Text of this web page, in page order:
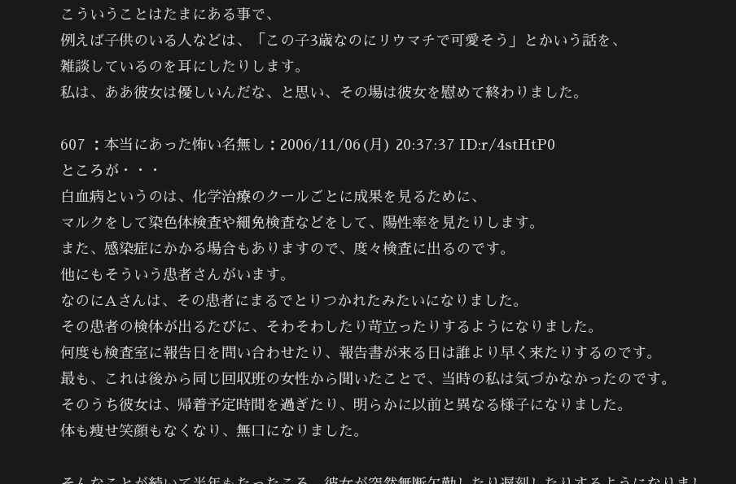
こういうことはたまにある事で、
例えば子供のいる人などは、「この子3歳なのにリウマチで可愛そう」とかいう話を、
雑談しているのを耳にしたりします。
私は、ああ彼女は優しいんだな、と思い、その場は彼女を慰めて終わりました。
607 ：本当にあった怖い名無し：2006/11/06(月) 20:37:37 ID:r/4stHtP0
ところが・・・
白血病というのは、化学治療のクールごとに成果を見るために、
マルクをして染色体検査や細免検査などをして、陽性率を見たりします。
また、感染症にかかる場合もありますので、度々検査に出るのです。
他にもそういう患者さんがいます。
なのにAさんは、その患者にまるでとりつかれたみたいになりました。
その患者の検体が出るたびに、そわそわしたり苛立ったりするようになりました。
何度も検査室に報告日を問い合わせたり、報告書が来る日は誰より早く来たりするのです。
最も、これは後から同じ回収班の女性から聞いたことで、当時の私は気づかなかったのです。
そのうち彼女は、帰着予定時間を過ぎたり、明らかに以前と異なる様子になりました。
体も痩せ笑顔もなくなり、無口になりました。